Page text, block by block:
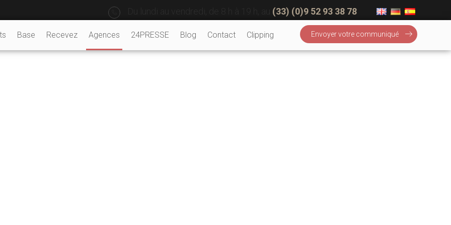
(33) (0)9 52 93 38 78
Base Recevez Agences 24PRESSE Blog Contact Clipping Envoyer votre communiqué